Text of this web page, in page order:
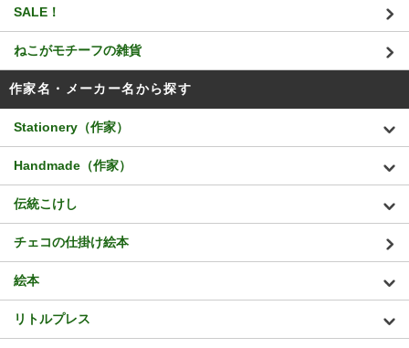
SALE！
ねこがモチーフの雑貨
作家名・メーカー名から探す
Stationery（作家）
Handmade（作家）
伝統こけし
チェコの仕掛け絵本
絵本
リトルプレス